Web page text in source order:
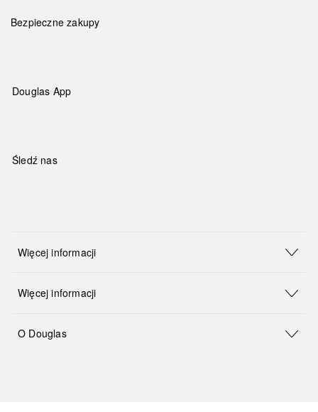
Bezpieczne zakupy
Douglas App
Śledź nas
Więcej informacji
Więcej informacji
O Douglas